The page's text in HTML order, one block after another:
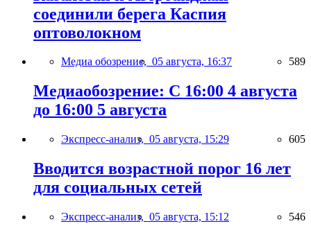
соединили берега Каспия
оптоволокном
Медиа обозрение, 05 августа, 16:37 589
Медиаобозрение: С 16:00 4 августа
до 16:00 5 августа
Экспресс-анализ, 05 августа, 15:29 605
Вводится возрастной порог 16 лет
для социальных сетей
Экспресс-анализ, 05 августа, 15:12 546